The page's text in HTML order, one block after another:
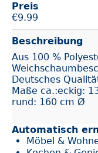
Preis
€9.99
Beschreibung
Aus 100 %
Deutsches
Maße ca.:eckig:
rund: 160 cm Ø
Automatisch
Möbel &